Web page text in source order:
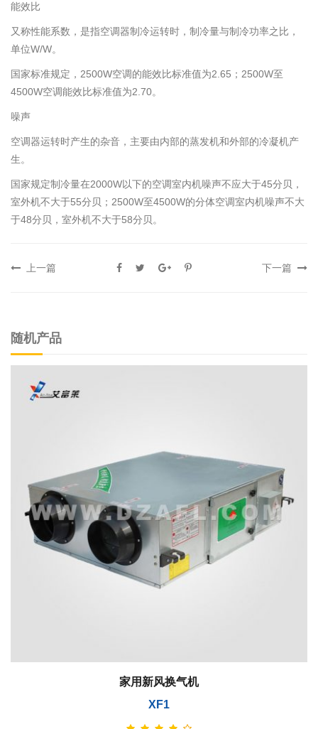
能效比
又称性能系数，是指空调器制冷运转时，制冷量与制冷功率之比，
单位W/W。
国家标准规定，2500W空调的能效比标准值为2.65；2500W至
4500W空调能效比标准值为2.70。
噪声
空调器运转时产生的杂音，主要由内部的蒸发机和外部的冷凝机产
生。
国家规定制冷量在2000W以下的空调室内机噪声不应大于45分贝，
室外机不大于55分贝；2500W至4500W的分体空调室内机噪声不大
于48分贝，室外机不大于58分贝。
上一篇 下一篇
随机产品
家用新风换气机
XF1